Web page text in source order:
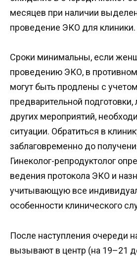
месяцев при наличии
проведение ЭКО для клиники.
Сроки минимальны, если
проведению ЭКО, в
могут быть продлены с учетом
предварительной подготовки,
других мероприятий,
ситуации. Обратиться в
заблаговременно до
Гинеколог-репродуктолог
ведения протокола ЭКО и
учитывающую все
особенности клинического
После наступления очереди
вызывают в центр (на 19–21